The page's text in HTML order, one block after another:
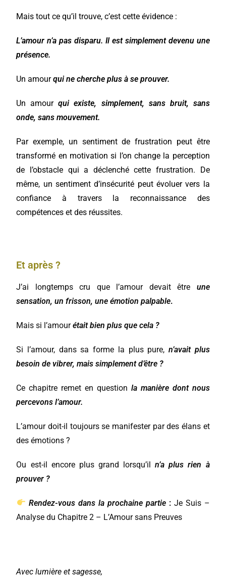
Mais tout ce qu’il trouve, c’est cette évidence :
L’amour n’a pas disparu. Il est simplement devenu une
présence.
Un amourqui ne cherche plus à se prouver.
Un amourqui existe, simplement, sans bruit, sans
onde, sans mouvement.
Par exemple, un sentiment de frustration peut être
transformé en motivation si l’on change la perception
de l’obstacle qui a déclenché cette frustration. De
même, un sentiment d’insécurité peut évoluer vers la
confiance à travers la reconnaissance des
compétences et des réussites.
Et après ?
J’ai longtemps cru que l’amour devait être une
sensation, un frisson, une émotion palpable.
Mais si l’amourétait bien plus que cela ?
Si l’amour, dans sa forme la plus pure, n’avait plus
besoin de vibrer, mais simplement d’être ?
Ce chapitre remet en question la manière dont nous
percevons l’amour.
L’amour doit-il toujours se manifester par des élans et
des émotions ?
Ou est-il encore plus grand lorsqu’iln’a plus rien à
prouver ?
Rendez-vous dans la prochaine partie: Je Suis –
Analyse du Chapitre 2 – L’Amour sans Preuves
Avec lumière et sagesse,